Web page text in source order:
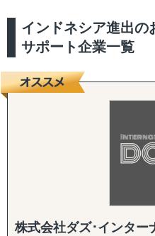
インドネシア進出の
サポート企業一覧
株式会社ダズ･インター